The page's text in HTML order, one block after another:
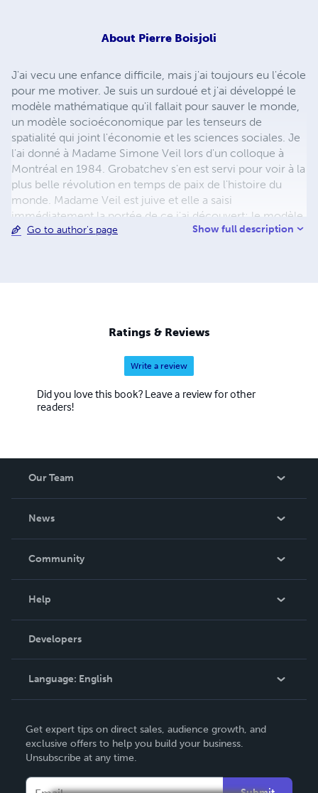
About Pierre Boisjoli
J'ai vecu une enfance difficile, mais j'ai toujours eu l'école
pour me motiver. Je suis un surdoué et j'ai développé le
modèle mathématique qu'il fallait pour sauver le monde,
un modèle socioéconomique par les tenseurs de
spatialité qui joint l'économie et les sciences sociales. Je
l'ai donné à Madame Simone Veil lors d'un colloque à
Montréal en 1984. Grobatchev s'en est servi pour voir à la
plus belle révolution en temps de paix de l'histoire du
monde. Madame Veil est juive et elle a saisi
immédiatement la portée de ce j'ai découvert; le modèle
mathématique est cette pierre tombée sur l'orteil de la
Go to author's page Show full description
Ratings & Reviews
Write a review
Did you love this book? Leave a review for other
readers!
Our Team
News
In The News
Community
Podcast
Help
Order Lookup
Knowledge Base
Contact Support
Developers
Language: English
Deutsch
Français
Get expert tips on direct sales, audience growth, and
exclusive offers to help you build your business.
Unsubscribe at any time.